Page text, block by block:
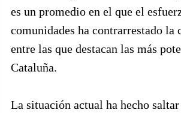
es un promedio en el que el
comunidades ha contrarrestado la
entre las que destacan las más
Cataluña.
La situación actual ha hecho